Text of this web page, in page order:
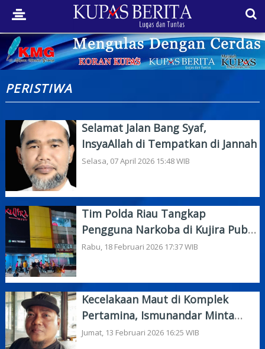
PERISTIWA
Selamat Jalan Bang Syaf,
InsyaAllah di Tempatkan di Jannah
Selasa, 07 April 2026 15:48 WIB
Tim Polda Riau Tangkap
Pengguna Narkoba di Kujira Pub
& KTV Dumai
Rabu, 18 Februari 2026 17:37 WIB
Kecelakaan Maut di Komplek
Pertamina, Ismunandar Minta
Propam Polda Periksa Kasatlantas
Jumat, 13 Februari 2026 16:25 WIB